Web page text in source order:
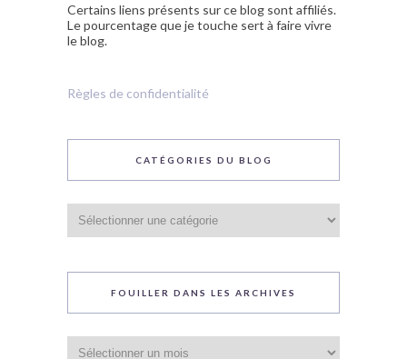
Certains liens présents sur ce blog sont affiliés.
Le pourcentage que je touche sert à faire vivre
le blog.
Règles de confidentialité
CATÉGORIES DU BLOG
du
blog
FOUILLER DANS LES ARCHIVES